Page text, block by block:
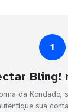
1
Bling!
da Kondado,
sua